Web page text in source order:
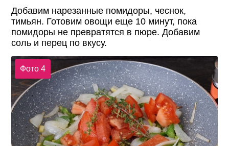
Добавим нарезанные помидоры, чеснок,
тимьян. Готовим овощи еще 10 минут, пока
помидоры не превратятся в пюре. Добавим
соль и перец по вкусу.
Фото 4